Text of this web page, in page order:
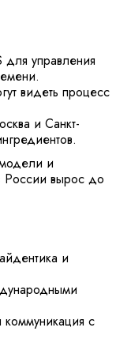
для управления
видеть процесс
и Санкт-
и
России вырос до
и
с